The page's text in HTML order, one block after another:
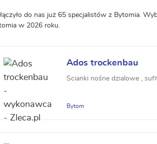
do nas już 65 specjalistów z Bytomia.
w 2026 roku.
Ados trockenbau
Scianki nośne dzialowe ,
Bytom